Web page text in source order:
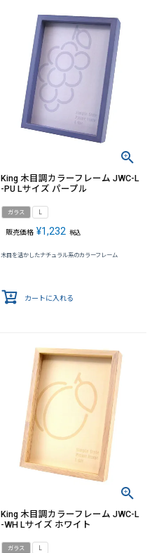
King 木目調カラーフレーム JWC-L
-PU Lサイズ パープル
ガラス L
販売価格 ¥1,232 税込
木目を活かしたナチュラル系のカラーフレーム
カートに入れる
King 木目調カラーフレーム JWC-L
-WH Lサイズ ホワイト
ガラス